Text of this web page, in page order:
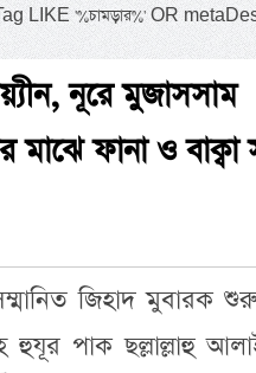
LIKE '%চামড়ার%' OR
নূরে মুজাসসাম
মাঝে ফানা ও বাক্বা
জিহাদ মুবারক
পাক ছল্লাল্লাহু